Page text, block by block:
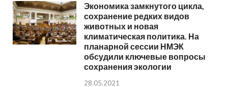
Экономика замкнутого цикла,
сохранение редких видов
животных и новая
климатическая политика. На
планарной сессии НМЭК
обсудили ключевые вопросы
сохранения экологии
28.05.2021